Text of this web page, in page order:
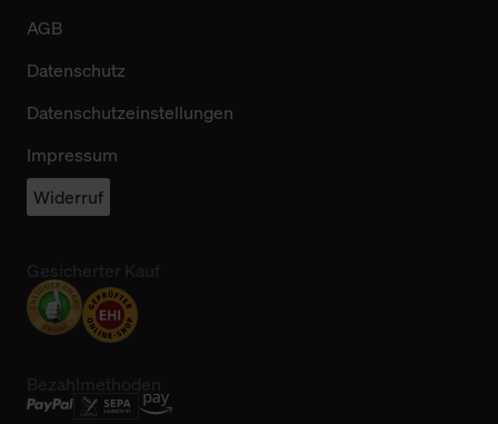
AGB
Datenschutz
Datenschutzeinstellungen
Impressum
Widerruf